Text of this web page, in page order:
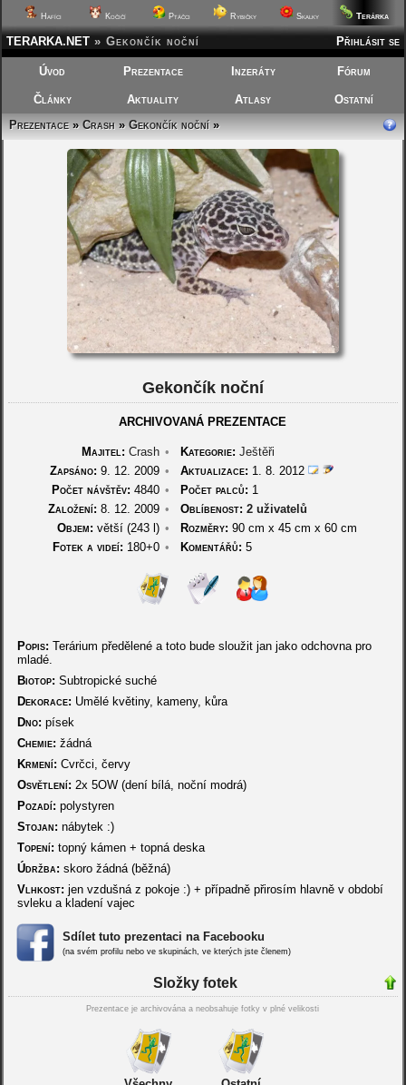
Hafíci Kočičí Ptáčci Rybičky Skalky Terárka
Přihlásit se
TERARKA.NET » Gekončík noční
Úvod Prezentace Inzeráty Fórum
Články Aktuality Atlasy
Ostatní
Prezentace»Crash»Gekončík noční»
Gekončík noční
ARCHIVOVANÁ PREZENTACE
Majitel: Crash • Kategorie: Ještěři
Zapsáno: 9. 12. 2009 • Aktualizace: 1. 8. 2012
Počet návštěv: 4840 • Počet palců: 1
Založení: 8. 12. 2009 • Oblíbenost: 2 uživatelů
Objem: větší (243 l) • Rozměry: 90 cm x45 cm x60 cm
Fotek a videí: 180+0 • Komentářů: 5
Popis: Terárium předělené a toto bude sloužit jan jako odchovna pro
mladé.
Biotop: Subtropické suché
Dekorace: Umělé květiny, kameny, kůra
Dno: písek
Chemie: žádná
Krmení: Cvrčci, červy
Osvětlení: 2x 5OW (dení bílá, noční modrá)
Pozadí: polystyren
Stojan: nábytek :)
Topení: topný kámen + topná deska
Údržba: skoro žádná (běžná)
Vlhkost: jen vzdušná z pokoje :) + případně přirosím hlavně v období
svleku a kladení vajec
Sdílet tuto prezentaci na Facebooku
(na svém profilu nebo ve skupinách, ve kterých jste členem)
Složky fotek
Prezentace je archivována a neobsahuje fotky v plné velikosti